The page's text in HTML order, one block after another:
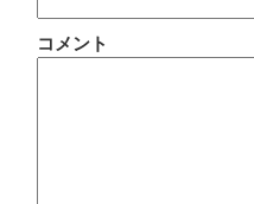
コメント